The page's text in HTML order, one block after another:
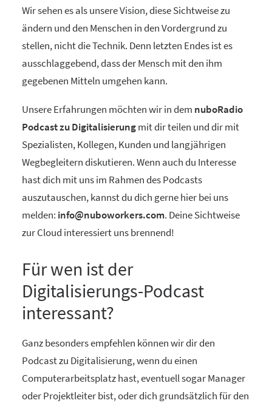
Wir sehen es als unsere Vision, diese Sichtweise zu
ändern und den Menschen in den Vordergrund zu
stellen, nicht die Technik. Denn letzten Endes ist es
ausschlaggebend, dass der Mensch mit den ihm
gegebenen Mitteln umgehen kann.
Unsere Erfahrungen möchten wir in dem nuboRadio
Podcast zu Digitalisierungmit dir teilen und dir mit
Spezialisten, Kollegen, Kunden und langjährigen
Wegbegleitern diskutieren. Wenn auch du Interesse
hast dich mit uns im Rahmen des Podcasts
auszutauschen, kannst du dich gerne hier bei uns
melden: info@nuboworkers.com. Deine Sichtweise
zur Cloud interessiert uns brennend!
Für wen ist der
Digitalisierungs-Podcast
interessant?
Ganz besonders empfehlen können wir dir den
Podcast zu Digitalisierung, wenn du einen
Computerarbeitsplatz hast, eventuell sogar Manager
oder Projektleiter bist, oder dich grundsätzlich für den